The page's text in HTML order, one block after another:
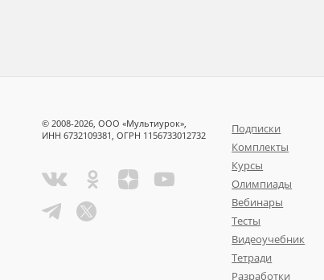
© 2008-2026, ООО «Мультиурок»,
ИНН 6732109381, ОГРН 1156733012732
Подписки
Комплекты
Курсы
Олимпиады
Вебинары
Тесты
Видеоучебник
Тетради
Разработки